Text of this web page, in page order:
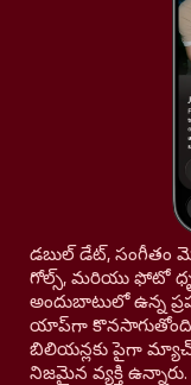
డబుల్ డేట్, సంగీతం
గోల్స్, మరియు ఫోటో
అందుబాటులో ఉన్న
యాప్‌గా కొనసాగుతోంది,
బిలియన్లకు పైగా
నిజమైన వ్యక్తి